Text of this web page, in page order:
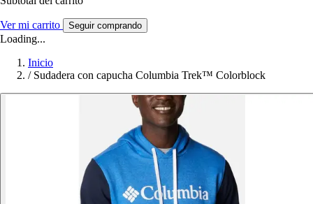
Ver mi carrito Seguir comprando
Loading...
Inicio
/ Sudadera con capucha Columbia Trek™ Colorblock